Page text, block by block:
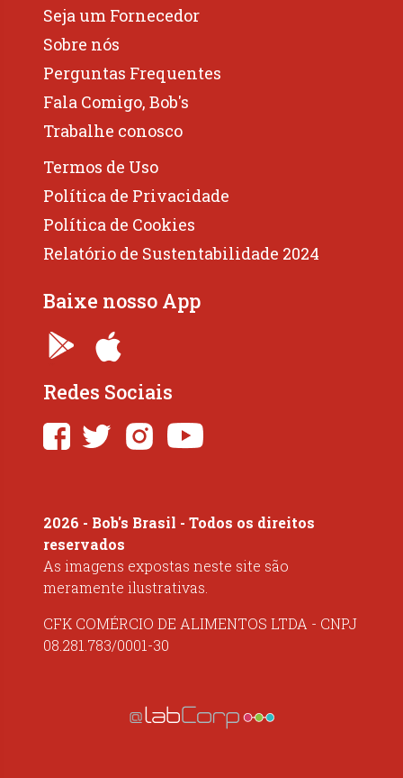
Seja um Fornecedor
Sobre nós
Perguntas Frequentes
Fala Comigo, Bob's
Trabalhe conosco
Termos de Uso
Política de Privacidade
Política de Cookies
Relatório de Sustentabilidade 2024
Baixe nosso App
Redes Sociais
2026 - Bob's Brasil - Todos os direitos
reservados
As imagens expostas neste site são
meramente ilustrativas.
CFK COMÉRCIO DE ALIMENTOS LTDA - CNPJ
08.281.783/0001-30